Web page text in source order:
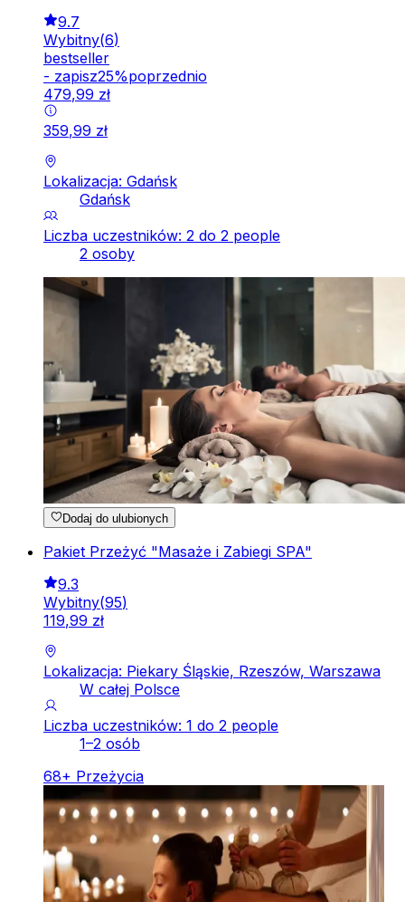
9.7
Wybitny(6)
bestseller
- zapisz25%poprzednio
479,99 zł
359,99 zł
Lokalizacja: Gdańsk
Gdańsk
Liczba uczestników: 2 do 2 people
2 osoby
Dodaj do ulubionych
Pakiet Przeżyć "Masaże i Zabiegi SPA"
9.3
Wybitny(95)
119,99 zł
Lokalizacja: Piekary Śląskie, Rzeszów, Warszawa
W całej Polsce
Liczba uczestników: 1 do 2 people
1–2 osób
68+ Przeżycia